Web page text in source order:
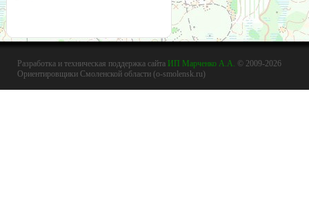
Разработка и техническая поддержка сайта ИП Марченко А.А. © 2009-2026
Ориентировщики Смоленской области (o-smolensk.ru)